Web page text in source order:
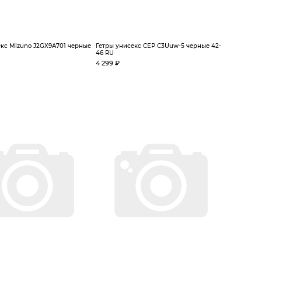
Mizuno J2GX9A701 черные
Гетры унисекс CEP C3Uuw-5 черные 42-
46 RU
4 299 ₽